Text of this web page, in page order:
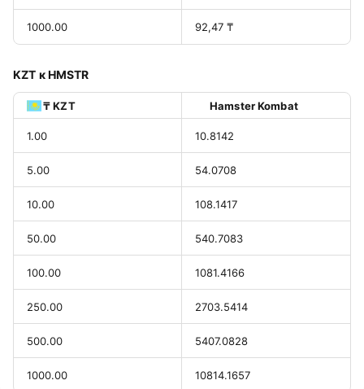
1000.00 92,47 ₸
KZT к HMSTR
₸ KZT Hamster Kombat
1.00 10.8142
5.00 54.0708
10.00 108.1417
50.00 540.7083
100.00 1081.4166
250.00 2703.5414
500.00 5407.0828
1000.00 10814.1657